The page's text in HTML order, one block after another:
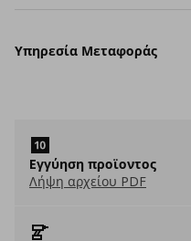
Υπηρεσία Μεταφοράς
Eγγύηση προϊοντος
Λήψη αρχείου PDF